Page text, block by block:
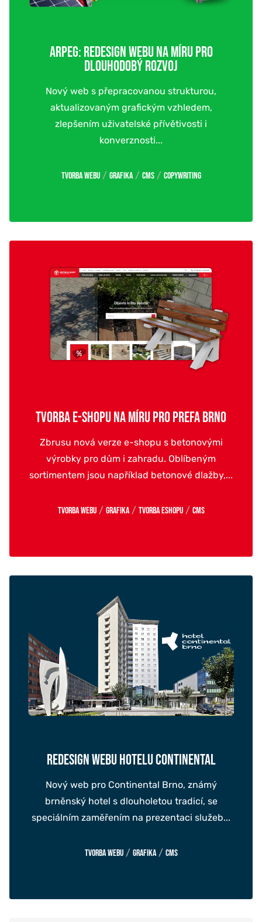
ARPEG: REDESIGN WEBU NA MÍRU PRO
DLOUHODOBÝ ROZVOJ
Nový web s přepracovanou strukturou,
aktualizovaným grafickým vzhledem,
zlepšením uživatelské přívětivosti i
konverznosti...
Tvorba webu / Grafika / CMS / Copywriting
TVORBA E-SHOPU NA MÍRU PRO PREFA BRNO
Zbrusu nová verze e-shopu s betonovými
výrobky pro dům i zahradu. Oblíbeným
sortimentem jsou například betonové dlažby,...
Tvorba webu / Grafika / Tvorba eshopu / CMS
REDESIGN WEBU HOTELU CONTINENTAL
Nový web pro Continental Brno, známý
brněnský hotel s dlouholetou tradicí, se
speciálním zaměřením na prezentaci služeb...
Tvorba webu / Grafika / CMS